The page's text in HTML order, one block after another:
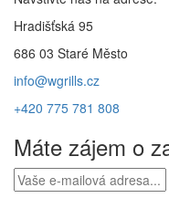
Hradišťská 95
686 03 Staré Město
info@wgrills.cz
+420 775 781 808
Máte zájem o